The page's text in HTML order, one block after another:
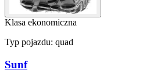
Klasa ekonomiczna
Typ pojazdu: quad
Sunf